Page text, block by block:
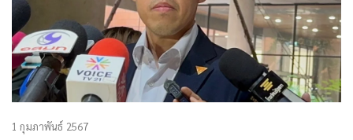
1 กุมภาพันธ์ 2567